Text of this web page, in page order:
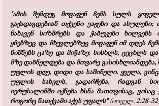
"ამის შემდეგ მოვაფენ ჩემს სულს
გაქადაგდებიან თქვენი ვაჟები და ასულები;
ნახავენ სიზმრებს და ჭაბუკები ხილვებს
ყმებზეც და მხევლებზეც მოვაფენ იმ დღეს
ნიშნებს ცაზე და მიწაზე: სისხლს, ცეცხლს
მზე დაბნელდება და მთვარე გასისხლიანდება,
უფლის დღე, დიდი და საშინელი. ყველა, ვინც
უფლის სახელს, გადარჩება, რადგან
იერუსალიმში იქნება ხსნა მათთვისაც,
როგორც ნათქვამი აქვს უფალს"(იოველ. 2:28-